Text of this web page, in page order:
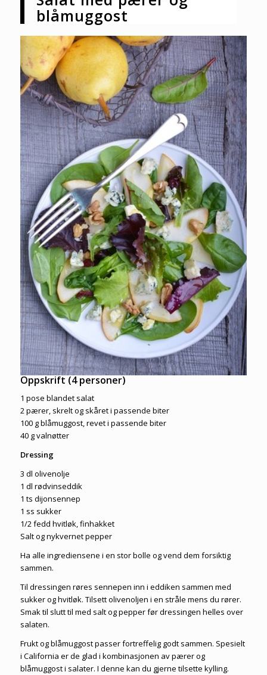
blåmuggost
Oppskrift (4 personer)
1 pose blandet salat
2 pærer, skrelt og skåret i passende biter
100 g blåmuggost, revet i passende biter
40 g valnøtter
Dressing
3 dl olivenolje
1 dl rødvinseddik
1 ts dijonsennep
1 ss sukker
1/2 fedd hvitløk, finhakket
Salt og nykvernet pepper
Ha alle ingrediensene i en stor bolle og vend dem forsiktig
sammen.
Til dressingen røres sennepen inn i eddiken sammen med
sukker og hvitløk. Tilsett olivenoljen i en stråle mens du rører.
Smak til slutt til med salt og pepper før dressingen helles over
salaten.
Frukt og blåmuggost passer fortreffelig godt sammen. Spesielt
i California er de glad i kombinasjonen av pærer og
blåmuggost i salater. I denne kan du gjerne tilsette kylling.